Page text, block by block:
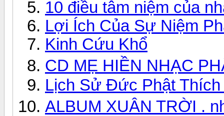
10 điều tâm niệm của
Lợi Ích Của Sự Niệm
Kinh Cứu Khổ
CD MẸ HIỀN NHẠC
Lịch Sử Đức Phật Thích
ALBUM XUÂN TRỜI .